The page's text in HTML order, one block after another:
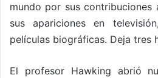
mundo por sus contribuciones
sus apariciones en
películas biográficas. Deja tres
El profesor Hawking abrió